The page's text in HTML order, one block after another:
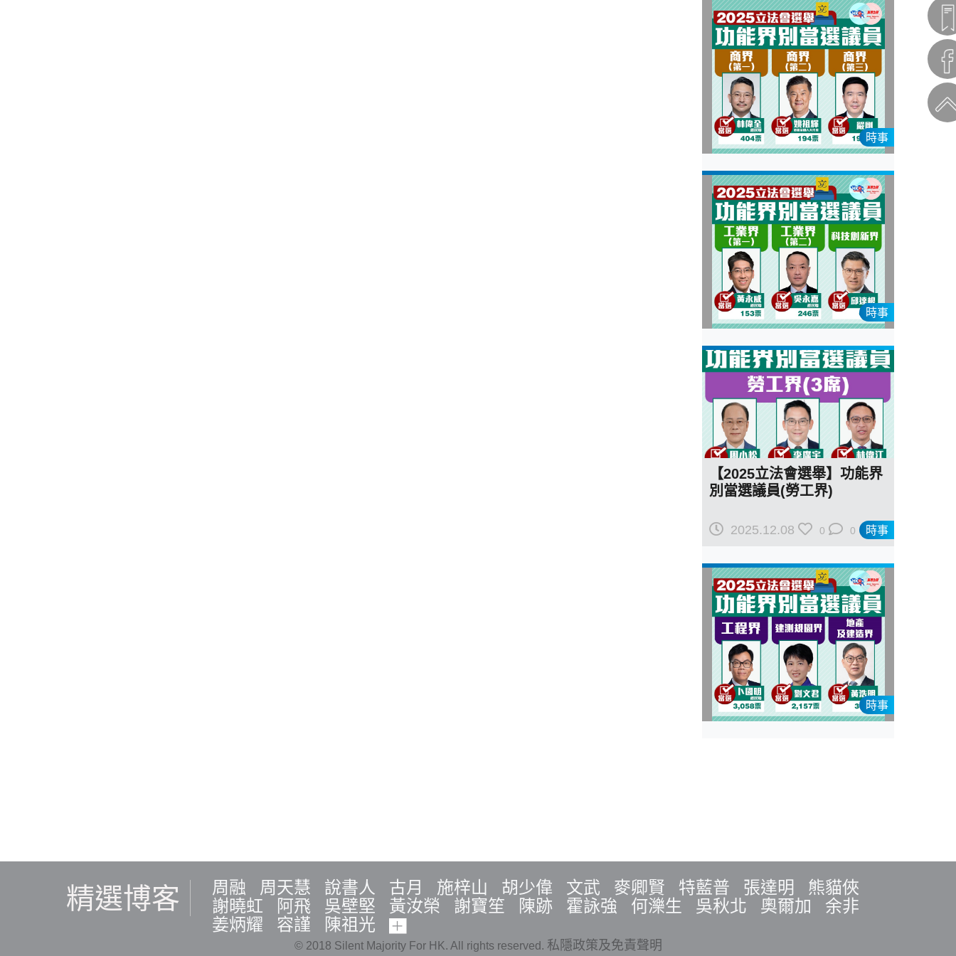
時事
時事
時事
【2025立法會選舉】功能界
別當選議員(勞工界)
2025.12.08 0 0
時事
精選博客 周融 周天慧 說書人 古月 施梓山 胡少偉 文武 麥卿賢 特藍普 張達明
熊貓俠
謝曉虹
阿飛 吳壁堅 黃汝榮 謝寶笙 陳跡 霍詠強 何濼生 吳秋北 奧爾加
余非
姜炳耀
容謹 陳祖光
© 2018 Silent Majority For HK. All rights reserved. 私隱政策及免責聲明